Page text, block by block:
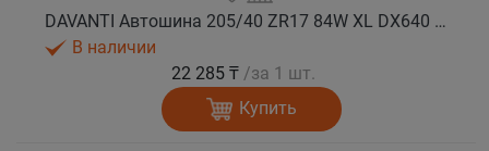
DAVANTI Автошина 205/40 ZR17 84W XL DX640 RPR лето
В наличии
22 285 ₸ /за 1 шт.
Купить